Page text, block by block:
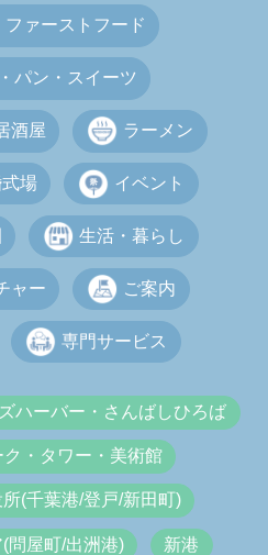
ファーストフード
パン・スイーツ
酒屋 ラーメン
場 イベント
生活・暮らし
ャー ご案内
専門サービス
ハーバー・さんばしひろば
・タワー・美術館
(千葉港/登戸/新田町)
問屋町/出洲港) 新港